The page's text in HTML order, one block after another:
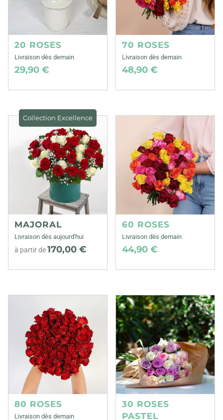
20 ROSES
Livraison dès demain
29,90 €
70 ROSES
Livraison dès demain
48,90 €
Collection Excellence
MAJORAL
Livraison dès aujourd'hui
à partir de170,00 €
60 ROSES
Livraison dès demain
44,90 €
80 ROSES
Livraison dès demain
30 ROSES
PASTEL